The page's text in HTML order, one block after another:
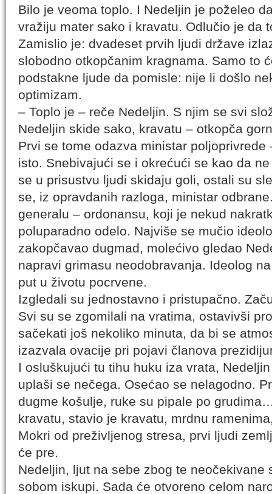
Bilo je veoma toplo. I Nedeljin je poželeo
vražiju mater sako i kravatu. Odlučio je da
Zamislio je: dvadeset prvih ljudi države
slobodno otkopčanim kragnama. Samo to
podstakne ljude da pomisle: nije li došlo
optimizam.
– Toplo je – reče Nedeljin. S njim se svi
Nedeljin skide sako, kravatu – otkopča
Prvi se tome odazva ministar
isto. Snebivajući se i okrećući se kao da
se u prisustvu ljudi skidaju goli, ostali su
se, iz opravdanih razloga, ministar
generalu – ordonansu, koji je nekud
poluparadno odelo. Najviše se mučio
zakopčavao dugmad, molećivo gledao
napravi grimasu neodobravanja. Ideolog
put u životu pocrvene.
Izgledali su jednostavno i pristupačno.
Svi su se zgomilali na vratima, ostavivši
sačekati još nekoliko minuta, da bi se
izazvala ovacije pri pojavi članova
I osluškujući tu tihu huku iza vrata,
uplaši se nečega. Osećao se nelagodno.
dugme košulje, ruke su pipale po
kravatu, stavio je kravatu, mrdnu
Mokri od preživljenog stresa, prvi ljudi
će pre.
Nedeljin, ljut na sebe zbog te neočekivane
sobom iskupi. Sada će otvoreno celom